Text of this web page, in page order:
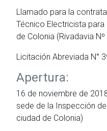
Llamado para la
Técnico Electricista
de Colonia (Rivadavia Nº
Licitación Abreviada N°
Apertura:
16 de noviembre de
sede de la Inspección
ciudad de Colonia)